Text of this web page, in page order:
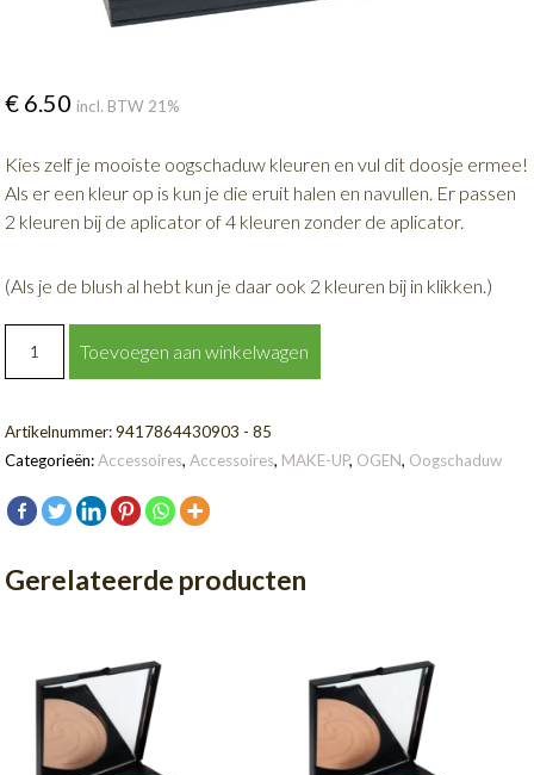
€ 6.50 incl. BTW 21%
Kies zelf je mooiste oogschaduw kleuren en vul dit doosje ermee!
Als er een kleur op is kun je die eruit halen en navullen. Er passen
2 kleuren bij de aplicator of 4 kleuren zonder de aplicator.
(Als je de blush al hebt kun je daar ook 2 kleuren bij in klikken.)
Shadow
(
vulbaar
)
Toevoegen aan winkelwagen
Artikelnummer:9417864430903 - 85
Categorieën:Accessoires,Accessoires, MAKE-UP, OGEN, Oogschaduw
Gerelateerde producten